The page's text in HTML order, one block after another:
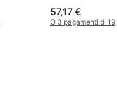
57,17 €
O 3 pagamenti di